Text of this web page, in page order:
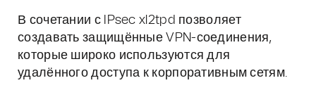
В сочетании с IPsec xl2tpd позволяет
создавать защищённые VPN-соединения,
которые широко используются для
удалённого доступа к корпоративным сетям.